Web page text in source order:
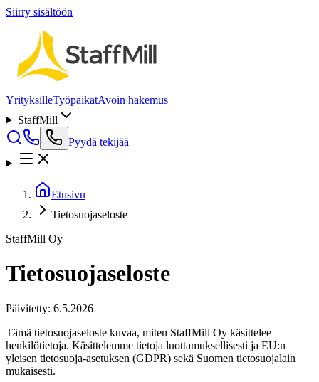
Siirry sisältöön
YrityksilleTyöpaikatAvoin hakemus
StaffMill
Pyydä tekijää
Etusivu
Tietosuojaseloste
StaffMill Oy
Tietosuojaseloste
Päivitetty: 6.5.2026
Tämä tietosuojaseloste kuvaa, miten StaffMill Oy käsittelee
henkilötietoja. Käsittelemme tietoja luottamuksellisesti ja EU:n
yleisen tietosuoja-asetuksen (GDPR) sekä Suomen tietosuojalain
mukaisesti.